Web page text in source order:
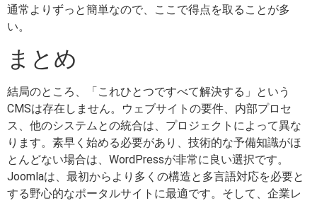
通常よりずっと簡単なので、ここで得点を取ることが多
い。
まとめ
結局のところ、「これひとつですべて解決する」という
CMSは存在しません。ウェブサイトの要件、内部プロセ
ス、他のシステムとの統合は、プロジェクトによって異な
ります。素早く始める必要があり、技術的な予備知識がほ
とんどない場合は、WordPressが非常に良い選択です。
Joomlaは、最初からより多くの構造と多言語対応を必要と
する野心的なポータルサイトに最適です。そして、企業レ